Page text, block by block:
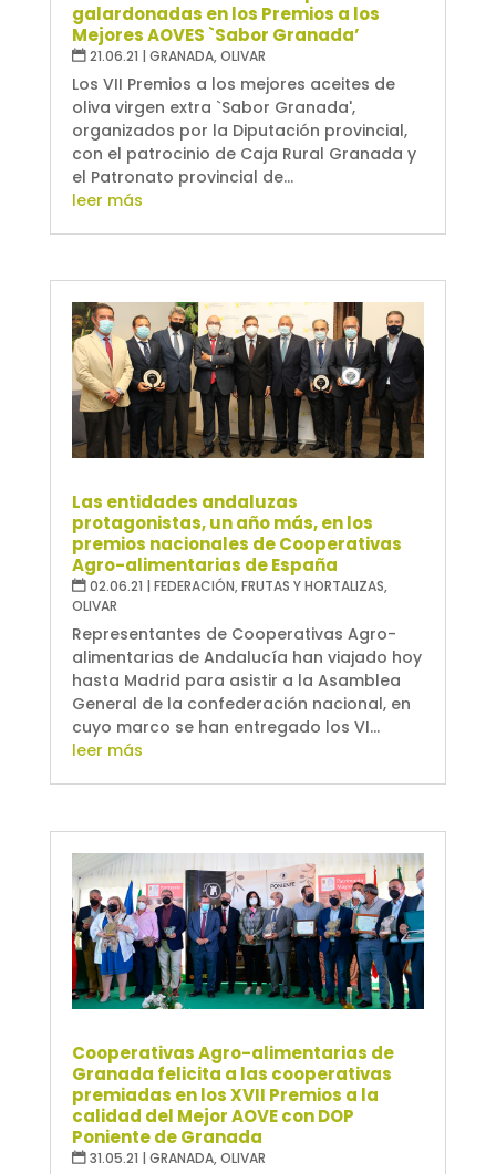
galardonadas en los Premios a los
Mejores AOVES `Sabor Granada’
21.06.21 | GRANADA,OLIVAR
Los VII Premios a los mejores aceites de
oliva virgen extra `Sabor Granada',
organizados por la Diputación provincial,
con el patrocinio de Caja Rural Granada y
el Patronato provincial de...
leer más
Las entidades andaluzas
protagonistas, un año más, en los
premios nacionales de Cooperativas
Agro-alimentarias de España
02.06.21 | FEDERACIÓN,FRUTAS Y HORTALIZAS,
OLIVAR
Representantes de Cooperativas Agro-
alimentarias de Andalucía han viajado hoy
hasta Madrid para asistir a la Asamblea
General de la confederación nacional, en
cuyo marco se han entregado los VI...
leer más
Cooperativas Agro-alimentarias de
Granada felicita a las cooperativas
premiadas en los XVII Premios a la
calidad del Mejor AOVE con DOP
Poniente de Granada
31.05.21 | GRANADA,OLIVAR